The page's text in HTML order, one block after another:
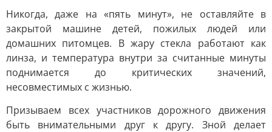
Никогда, даже на «пять минут», не оставляйте в
закрытой машине детей, пожилых людей или
домашних питомцев. В жару стекла работают как
линза, и температура внутри за считанные минуты
поднимается до критических значений,
несовместимых с жизнью.
Призываем всех участников дорожного движения
быть внимательными друг к другу. Зной делает